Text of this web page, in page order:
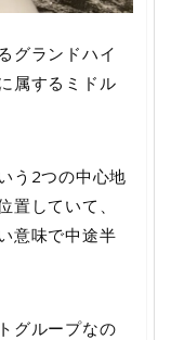
グランドハイ
属するミドル
う2つの中心地
置していて、
意味で中途半
グループなの